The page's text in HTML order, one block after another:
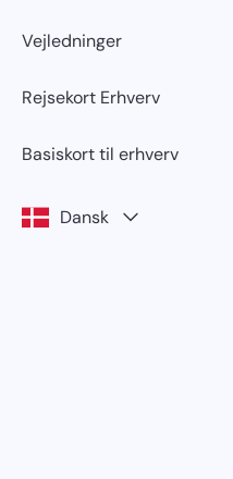
Vejledninger
Rejsekort Erhverv
Basiskort til erhverv
Dansk